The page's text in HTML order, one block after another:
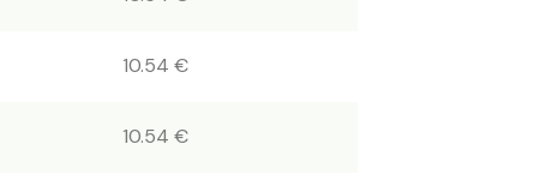
10.54 €
10.54 €